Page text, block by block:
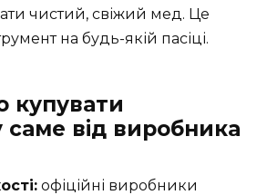
чистий, свіжий мед. Це
на будь-якій пасіці.
купувати
саме від виробника
офіційні виробники